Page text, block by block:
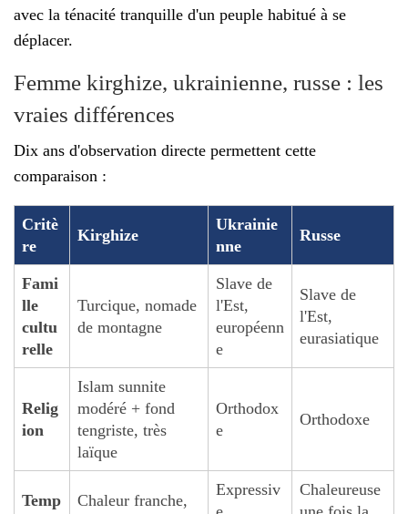
avec la ténacité tranquille d'un peuple habitué à se
déplacer.
Femme kirghize, ukrainienne, russe : les
vraies différences
Dix ans d'observation directe permettent cette
comparaison :
Critè
re
Kirghize
Ukrainie
nne
Russe
Fami
lle
cultu
relle
Turcique, nomade
de montagne
Slave de
l'Est,
européenn
e
Slave de
l'Est,
eurasiatique
Relig
ion
Islam sunnite
modéré + fond
tengriste, très
laïque
Orthodox
e
Orthodoxe
Temp
Chaleur franche,
Expressiv
Chaleureuse